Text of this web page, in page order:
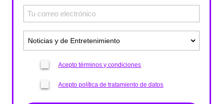
Acepto términos y condiciones
Acepto política de tratamiento de datos